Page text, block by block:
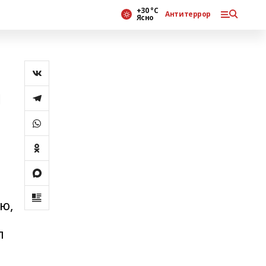
+30 °С
Ясно Антитеррор